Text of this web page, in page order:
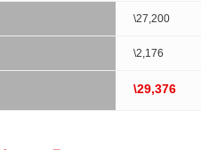
\27,200
\2,176
\29,376